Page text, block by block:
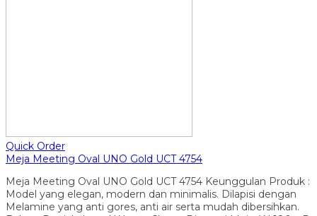
Quick Order
Meja Meeting Oval UNO Gold UCT 4754
Meja Meeting Oval UNO Gold UCT 4754 Keunggulan Produk :
Model yang elegan, modern dan minimalis. Dilapisi dengan
Melamine yang anti gores, anti air serta mudah dibersihkan.